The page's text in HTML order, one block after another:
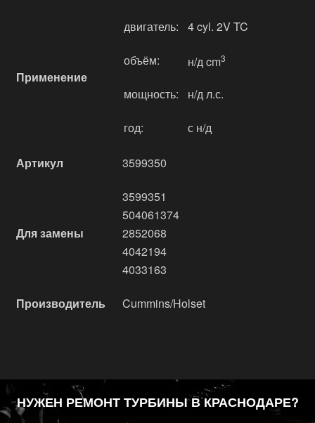
Применение
двигатель: 4 cyl. 2V TC
объём: н/д cm3
мощность: н/д л.с.
год: с н/д
Артикул 3599350
Для замены
3599351
504061374
2852068
4042194
4033163
Производитель Cummins/Holset
НУЖЕН РЕМОНТ ТУРБИНЫ В КРАСНОДАРЕ?